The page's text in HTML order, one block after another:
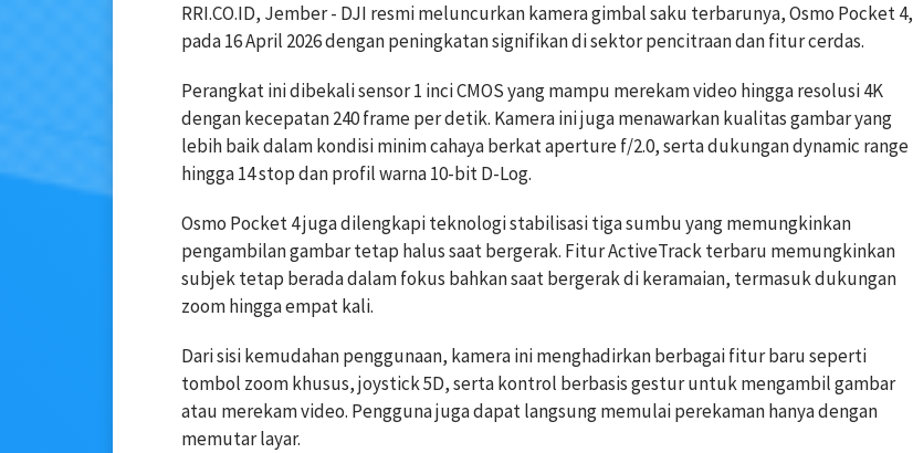
RRI.CO.ID, Jember - DJI resmi meluncurkan kamera gimbal saku terbarunya, Osmo Pocket 4,
pada 16 April 2026 dengan peningkatan signifikan di sektor pencitraan dan fitur cerdas.
Perangkat ini dibekali sensor 1 inci CMOS yang mampu merekam video hingga resolusi 4K
dengan kecepatan 240 frame per detik. Kamera ini juga menawarkan kualitas gambar yang
lebih baik dalam kondisi minim cahaya berkat aperture f/2.0, serta dukungan dynamic range
hingga 14 stop dan profil warna 10-bit D-Log.
Osmo Pocket 4 juga dilengkapi teknologi stabilisasi tiga sumbu yang memungkinkan
pengambilan gambar tetap halus saat bergerak. Fitur ActiveTrack terbaru memungkinkan
subjek tetap berada dalam fokus bahkan saat bergerak di keramaian, termasuk dukungan
zoom hingga empat kali.
Dari sisi kemudahan penggunaan, kamera ini menghadirkan berbagai fitur baru seperti
tombol zoom khusus, joystick 5D, serta kontrol berbasis gestur untuk mengambil gambar
atau merekam video. Pengguna juga dapat langsung memulai perekaman hanya dengan
memutar layar.